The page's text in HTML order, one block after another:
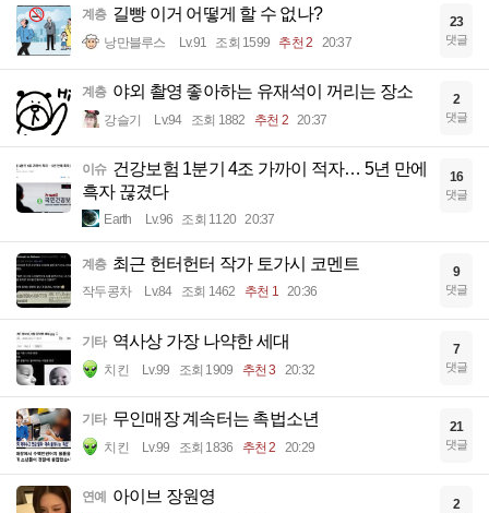
계층 길빵 이거 어떻게 할 수 없나?
낭만블루스 Lv.91 조회 1599 추천 2 20:37
23
댓글
계층 야외 촬영 좋아하는 유재석이 꺼리는 장소
강슬기 Lv.94 조회 1882 추천 2 20:37
2
댓글
이슈 건강보험 1분기 4조 가까이 적자… 5년 만에
흑자 끊겼다
Earth Lv.96 조회 1120 20:37
16
댓글
계층 최근 헌터헌터 작가 토가시 코멘트
작두콩차 Lv.84 조회 1462 추천 1 20:36
9
댓글
기타 역사상 가장 나약한 세대
치킨 Lv.99 조회 1909 추천 3 20:32
7
댓글
기타 무인매장 계속터는 촉법소년
치킨 Lv.99 조회 1836 추천 2 20:29
21
댓글
연예 아이브 장원영 2